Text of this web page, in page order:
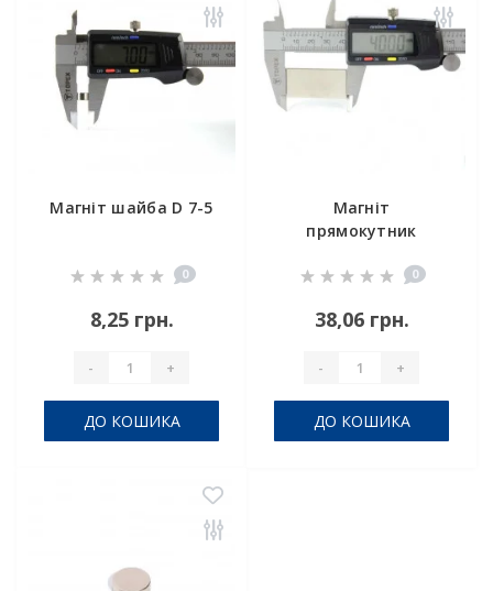
Магніт шайба D 7-5
0
8,25 грн.
- +
ДО КОШИКА
Магніт
прямокутник
0
38,06 грн.
- +
ДО КОШИКА